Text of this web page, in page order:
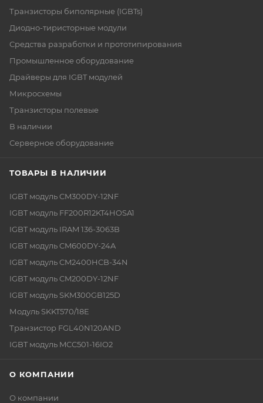
Транзисторы биполярные (IGBTs)
Диодно-тиристорные модули
Средства разработки и прототипирования
Промышленное оборудование
Драйверы для IGBT модулей
Микросхемы
Транзисторы полевые
В наличии
Серверное оборудование
ТОВАРЫ В НАЛИЧИИ
IGBT модуль CM300DY-12NF
IGBT модуль FF200R12KT4HOSA1
IGBT модуль IRAM 136-3063B
IGBT модуль CM600DY-24A
IGBT модуль CM2400HCB-34N
IGBT модуль CM200DY-12NF
IGBT модуль SKM300GB125D
Модуль SKKT570/18E
Транзистор FGL40N120AND
IGBT модуль MCC501-16IO2
О КОМПАНИИ
О компании